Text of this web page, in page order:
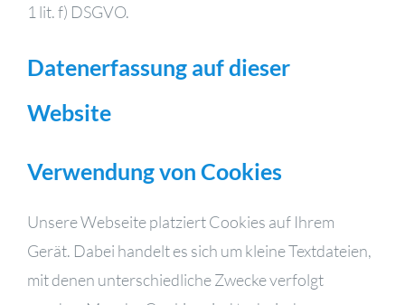
1 lit. f) DSGVO.
Datenerfassung auf dieser
Website
Verwendung von Cookies
Unsere Webseite platziert Cookies auf Ihrem
Gerät. Dabei handelt es sich um kleine Textdateien,
mit denen unterschiedliche Zwecke verfolgt